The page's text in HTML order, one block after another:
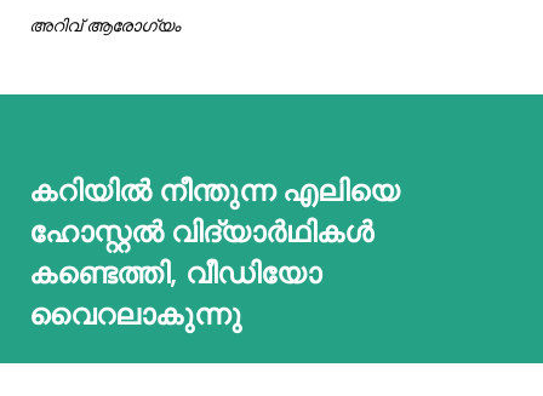
അറിവ് ആരോഗ്യം
കറിയിൽ നീന്തുന്ന എലിയെ
ഹോസ്റ്റൽ വിദ്യാർഥികൾ
കണ്ടെത്തി, വീഡിയോ
വൈറലാകുന്നു